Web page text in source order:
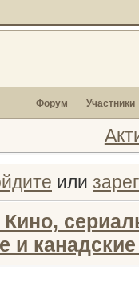
Форум Участники
или
и